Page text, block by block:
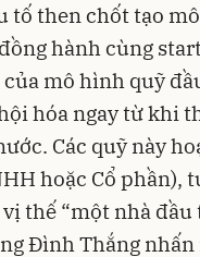
tố then chốt tạo
hành cùng
mô hình quỹ
hóa ngay từ khi
Các quỹ này
hoặc Cổ phần),
thế “một nhà
Đình Thắng